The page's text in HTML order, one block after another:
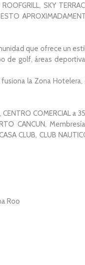
SKY
que ofrece un
de golf, áreas
la Zona Hotelera,
COMERCIAL a
CANCUN,
CLUB, CLUB
Roo